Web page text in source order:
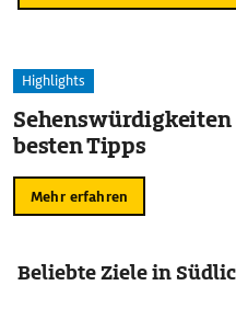
Highlights
Sehenswürdigkeiten
besten Tipps
Mehr erfahren
Beliebte Ziele in